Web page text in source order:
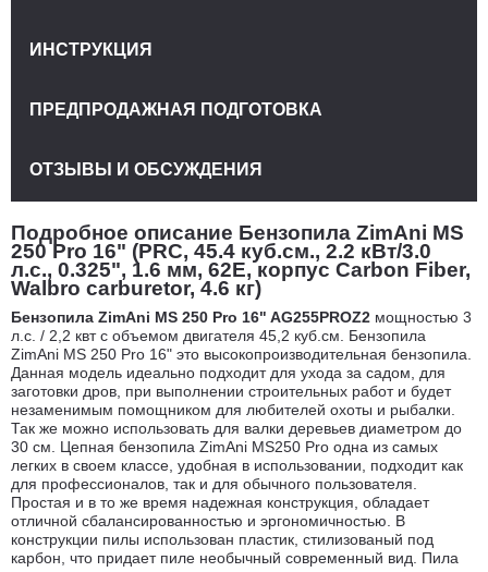
Подробное описание Бензопила ZimAni MS
250 Pro 16" (PRC, 45.4 куб.см., 2.2 кВт/3.0
л.с., 0.325", 1.6 мм, 62E, корпус Carbon Fiber,
Walbro carburetor, 4.6 кг)
Бензопила ZimAni MS 250 Pro 16" AG255PROZ2 мощностью 3
л.с. / 2,2 квт с объемом двигателя 45,2 куб.см. Бензопила
ZimAni MS 250 Pro 16" это высокопроизводительная бензопила.
Данная модель идеально подходит для ухода за садом, для
заготовки дров, при выполнении строительных работ и будет
незаменимым помощником для любителей охоты и рыбалки.
Так же можно использовать для валки деревьев диаметром до
30 см. Цепная бензопила ZimAni MS250 Pro одна из самых
легких в своем классе, удобная в использовании, подходит как
для профессионалов, так и для обычного пользователя.
Простая и в то же время надежная конструкция, обладает
отличной сбалансированностью и эргономичностью. В
конструкции пилы использован пластик, стилизованый под
карбон, что придает пиле необычный современный вид. Пила
ИНСТРУКЦИЯ
ПРЕДПРОДАЖНАЯ ПОДГОТОВКА
ОТЗЫВЫ И ОБСУЖДЕНИЯ